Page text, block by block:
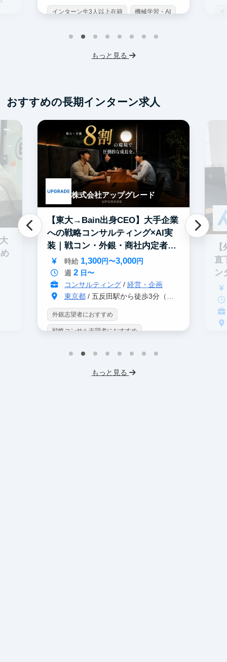
インターン生3人以上在籍 機械学習・AI
もっと見る
おすすめの長期インターン求人
株式会社アップグレード
【東大→Bain出身CEO】大手企業
への戦略コンサルティング×AI実
装｜戦コン・外銀・商社内定者多
数
時給 1,300円〜3,000円
週 2日〜
コンサルティング/ 経営・企画
東京都/ 五反田駅から徒歩3分（大崎駅から徒歩8分）
外銀志望者におすすめ
戦略コンサル志望者におすすめ
直
ン
もっと見る